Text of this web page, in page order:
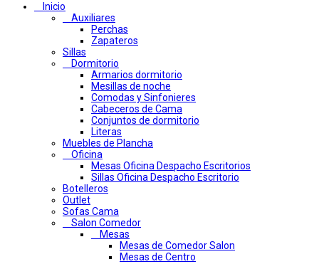
Inicio
Auxiliares
Perchas
Zapateros
Sillas
Dormitorio
Armarios dormitorio
Mesillas de noche
Comodas y Sinfonieres
Cabeceros de Cama
Conjuntos de dormitorio
Literas
Muebles de Plancha
Oficina
Mesas Oficina Despacho Escritorios
Sillas Oficina Despacho Escritorio
Botelleros
Outlet
Sofas Cama
Salon Comedor
Mesas
Mesas de Comedor Salon
Mesas de Centro